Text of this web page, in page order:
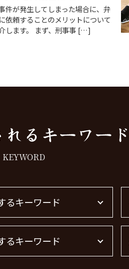
件が発生してしまった場合に、弁
依頼することのメリットについて
します。 まず、刑事事 […]
KEYWORD
るキーワード
るキーワード